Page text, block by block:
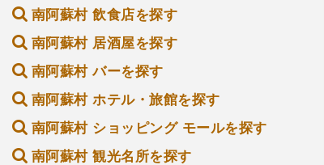
南阿蘇村 飲食店を探す
南阿蘇村 居酒屋を探す
南阿蘇村 バーを探す
南阿蘇村 ホテル・旅館を探す
南阿蘇村 ショッピング モールを探す
南阿蘇村 観光名所を探す